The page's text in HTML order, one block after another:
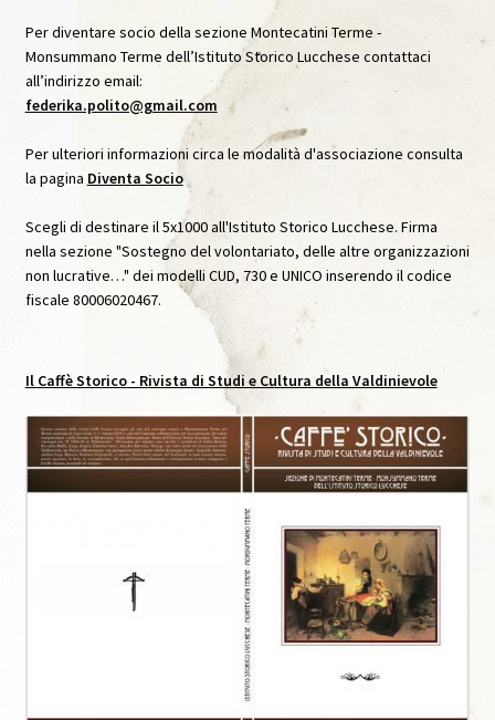
Archivio Video
Audioguida Le carte Svelate
Audioguida Venturi
Caffè Storico
Caffè Storico, IX, Agosto 2020
Caffè Storico, VII, Settembre 2019
Caffè Storico, VIII, Dicembre 2019
Caffè Storico, XI, 2021
Caffè Storico, XIII, 2022
Per diventare socio della sezione Montecatini Terme -
Monsummano Terme dell’Istituto Storico Lucchese contattaci
all’indirizzo email:
federika.polito@gmail.com
Per ulteriori informazioni circa le modalità d'associazione consulta
la pagina Diventa Socio
Scegli di destinare il 5x1000 all'Istituto Storico Lucchese. Firma
nella sezione "Sostegno del volontariato, delle altre organizzazioni
non lucrative…" dei modelli CUD, 730 e UNICO inserendo il codice
fiscale 80006020467.
Il Caffè Storico- Rivista di Studi e Cultura della Valdinievole